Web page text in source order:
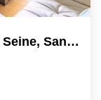
Appartement Terrasse Avec Vue Seine, Sans Vis-À-Vis